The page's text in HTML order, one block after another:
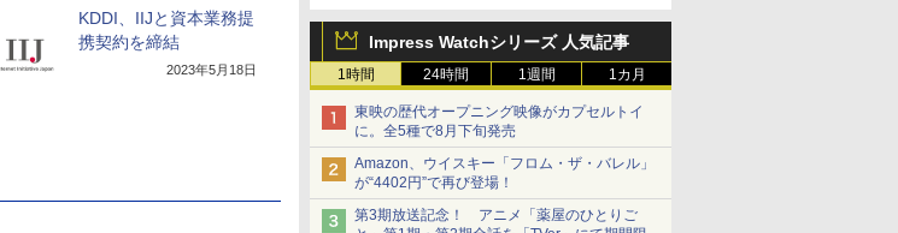
Impress Watchシリーズ 人気記事
1時間 24時間 1週間 1カ月
東映の歴代オープニング映像がカプセルトイ
に。全5種で8月下旬発売
Amazon、ウイスキー「フロム・ザ・バレル」
が“4402円”で再び登場！
第3期放送記念！ アニメ「薬屋のひとりご
KDDI、IIJと資本業務提
携契約を締結
2023年5月18日